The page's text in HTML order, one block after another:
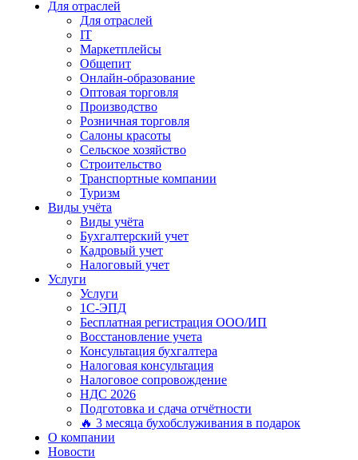
Для отраслей
Для отраслей
IT
Маркетплейсы
Общепит
Онлайн-образование
Оптовая торговля
Производство
Розничная торговля
Салоны красоты
Сельское хозяйство
Строительство
Транспортные компании
Туризм
Виды учёта
Виды учёта
Бухгалтерский учет
Кадровый учет
Налоговый учет
Услуги
Услуги
1С-ЭПД
Бесплатная регистрация ООО/ИП
Восстановление учета
Консультация бухгалтера
Налоговая консультация
Налоговое сопровождение
НДС 2026
Подготовка и сдача отчётности
🔥 3 месяца бухобслуживания в подарок
О компании
Новости